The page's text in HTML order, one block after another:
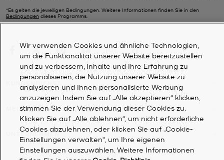
*Es gelten die jeweiligen Bedingungen. Weitere Informationen finden Sie in den
Bedingungen dieses Programms.
KUNDENDIENST
MEIN KONTO
UNTERNEHMEN
Wir verwenden Cookies und ähnliche Technologien,
um die Funktionalität unserer Website bereitzustellen
und zu verbessern, Inhalte und Ihre Erfahrung zu
personalisieren, die Nutzung unserer Website zu
analysieren und Ihnen personalisierte Werbung
anzuzeigen. Indem Sie auf „Alle akzeptieren“ klicken,
stimmen Sie der Verwendung dieser Cookies zu.
Klicken Sie auf „Alle ablehnen“, um nicht erforderliche
Cookies abzulehnen, oder klicken Sie auf „Cookie-
Einstellungen verwalten“, um Ihre eigenen
Einstellungen auszuwählen. Weitere Informationen